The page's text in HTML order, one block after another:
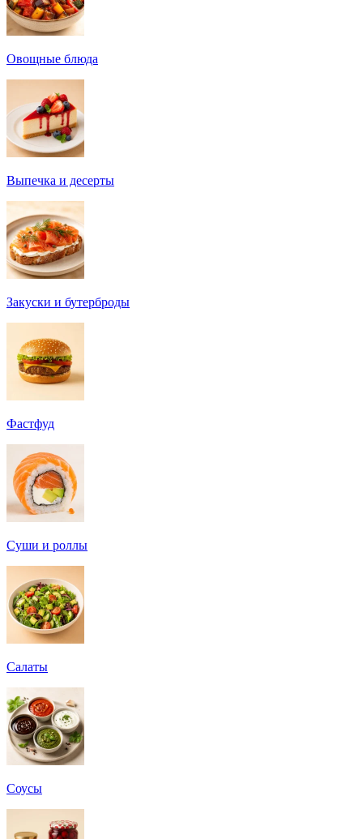
Овощные блюда
Выпечка и десерты
Закуски и бутерброды
Фастфуд
Суши и роллы
Салаты
Соусы